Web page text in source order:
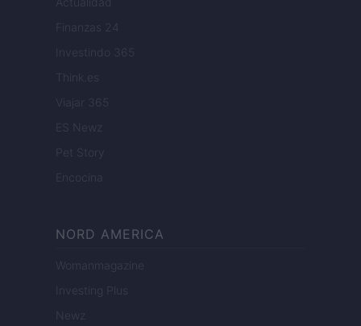
Finanzas 24
Investindo 365
Think.es
Viajar 365
ES Newz
Pet Story
Encocina
NORD AMERICA
Womanmagazine
Investing Plus
Newz